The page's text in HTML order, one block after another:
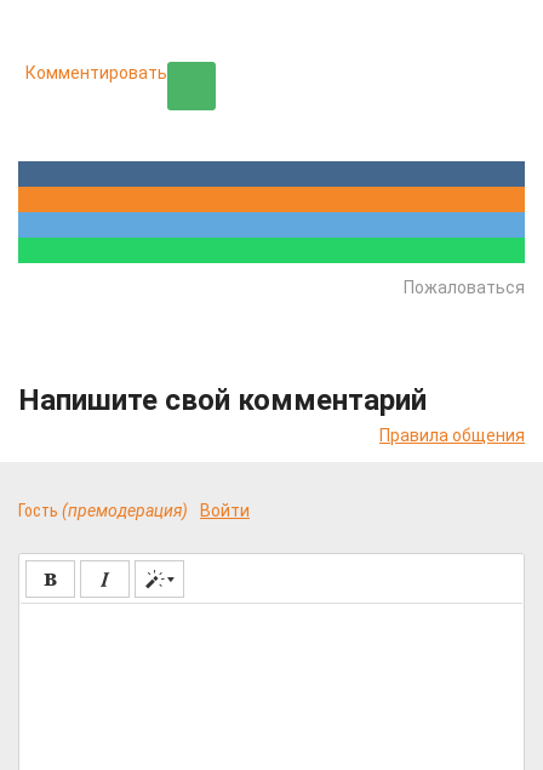
Комментировать
Пожаловаться
Напишите свой комментарий
Правила общения
Гость (премодерация) Войти